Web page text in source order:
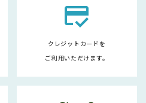
credit_score
クレジットカードを
ご利用いただけます。